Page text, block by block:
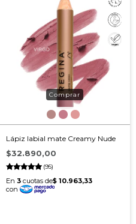
Lápiz labial mate Creamy Nude
(95)
$32.890,00